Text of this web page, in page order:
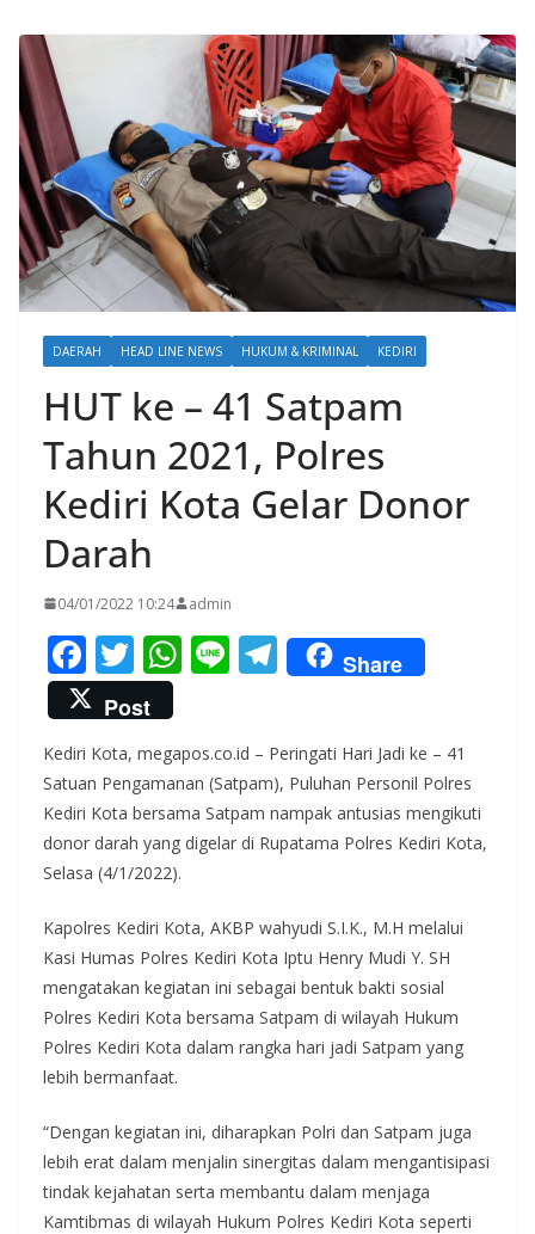
DAERAH HEAD LINE NEWS HUKUM & KRIMINAL KEDIRI
HUT ke – 41 Satpam
Tahun 2021, Polres
Kediri Kota Gelar Donor
Darah
04/01/2022 10:24 admin
F
ac
e
b
o
o
k
T
w
itt
er
W
s
A
p
Li T
el
gr
a
m
Share
Post
Kediri Kota, megapos.co.id – Peringati Hari Jadi ke – 41
Satuan Pengamanan (Satpam), Puluhan Personil Polres
Kediri Kota bersama Satpam nampak antusias mengikuti
donor darah yang digelar di Rupatama Polres Kediri Kota,
Selasa (4/1/2022).
Kapolres Kediri Kota, AKBP wahyudi S.I.K., M.H melalui
Kasi Humas Polres Kediri Kota Iptu Henry Mudi Y. SH
mengatakan kegiatan ini sebagai bentuk bakti sosial
Polres Kediri Kota bersama Satpam di wilayah Hukum
Polres Kediri Kota dalam rangka hari jadi Satpam yang
lebih bermanfaat.
“Dengan kegiatan ini, diharapkan Polri dan Satpam juga
lebih erat dalam menjalin sinergitas dalam mengantisipasi
tindak kejahatan serta membantu dalam menjaga
Kamtibmas di wilayah Hukum Polres Kediri Kota seperti